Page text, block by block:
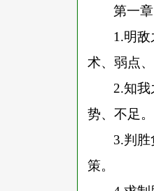
第一章
1.明
术、弱点、
2.知我
势、不足。
3.判
策。